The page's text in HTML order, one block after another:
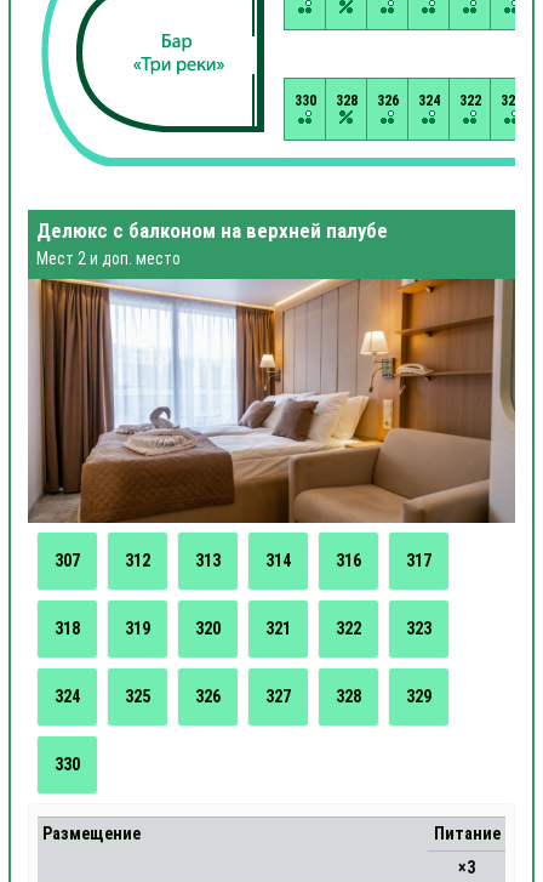
320
322
324
326
328
330
Делюкс с балконом на верхней палубе
Мест 2 и доп. место
307 312 313 314 316 317
318 319 320 321 322 323
324 325 326 327 328 329
330
Размещение
Питание
×3